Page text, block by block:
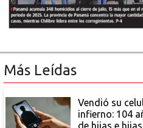
Más Leídas
Vendió su
infierno: 104
de hijas e